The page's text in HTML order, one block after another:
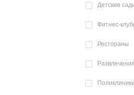
Детские
Фитнес-
Рестораны
Развлечения
Поликлиники